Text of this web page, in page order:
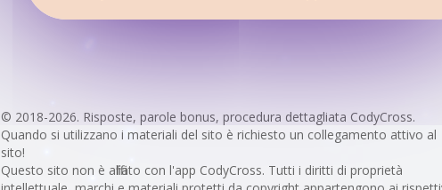
© 2018-2026. Risposte, parole bonus, procedura dettagliata CodyCross.
Quando si utilizzano i materiali del sito è richiesto un collegamento attivo al
sito!
Questo sito non è affiliato con l'app CodyCross. Tutti i diritti di proprietà